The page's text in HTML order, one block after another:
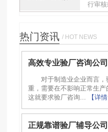
行审
热门资讯 / HOT NEWS
高效专业验厂咨询公
对于制造业企业而言
重，需要在不影响正常生产
这就要求验厂咨询...
【详情
正规靠谱验厂辅导公